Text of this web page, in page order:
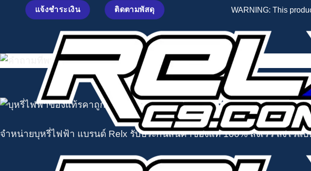
แจ้งชำระเงิน ติดตามพัสดุ WARNING: This
จำหน่ายบุหรี่ไฟฟ้า แบรนด์ Relx รับประกันสินค้าของแท้ 100% ส่งเร็ว ส่งไวแ